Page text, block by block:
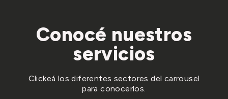
Conocé nuestros
servicios
Clickeá los diferentes sectores del carrousel
para conocerlos.